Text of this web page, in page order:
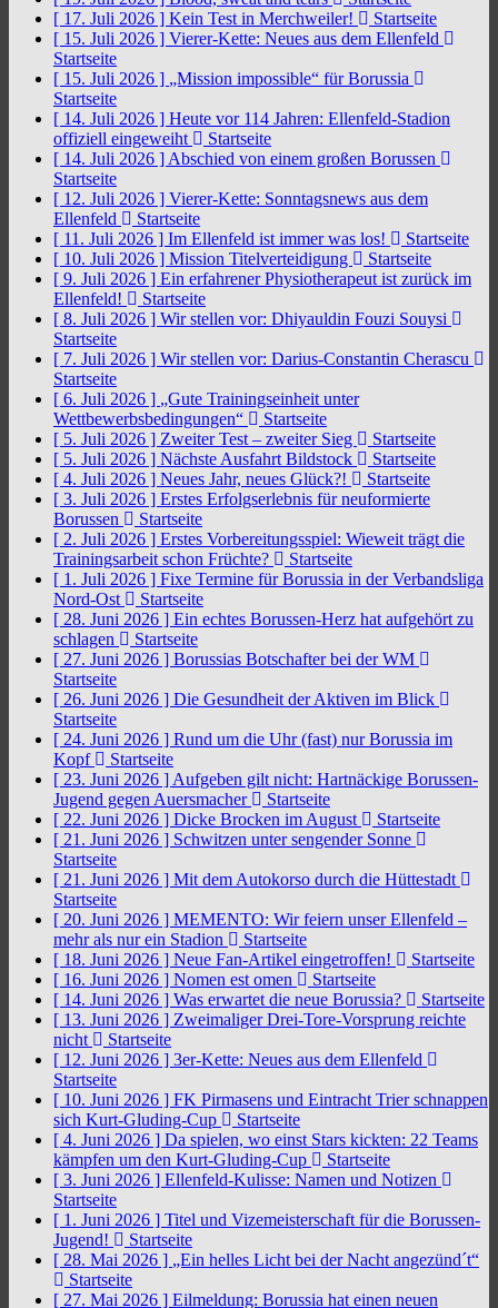
[ 17. Juli 2026 ] Kein Test in Merchweiler!
Startseite
[ 15. Juli 2026 ] Vierer-Kette: Neues aus dem Ellenfeld
Startseite
[ 15. Juli 2026 ] „Mission impossible“ für Borussia
Startseite
[ 14. Juli 2026 ] Heute vor 114 Jahren: Ellenfeld-Stadion
offiziell eingeweiht
Startseite
[ 14. Juli 2026 ] Abschied von einem großen Borussen
Startseite
[ 12. Juli 2026 ] Vierer-Kette: Sonntagsnews aus dem
Ellenfeld
Startseite
[ 11. Juli 2026 ] Im Ellenfeld ist immer was los!
Startseite
[ 10. Juli 2026 ] Mission Titelverteidigung
Startseite
[ 9. Juli 2026 ] Ein erfahrener Physiotherapeut ist zurück im
Ellenfeld!
Startseite
[ 8. Juli 2026 ] Wir stellen vor: Dhiyauldin Fouzi Souysi
Startseite
[ 7. Juli 2026 ] Wir stellen vor: Darius-Constantin Cherascu
Startseite
[ 6. Juli 2026 ] „Gute Trainingseinheit unter
Wettbewerbsbedingungen“
Startseite
[ 5. Juli 2026 ] Zweiter Test – zweiter Sieg
Startseite
[ 5. Juli 2026 ] Nächste Ausfahrt Bildstock
Startseite
[ 4. Juli 2026 ] Neues Jahr, neues Glück?!
Startseite
[ 3. Juli 2026 ] Erstes Erfolgserlebnis für neuformierte
Borussen
Startseite
[ 2. Juli 2026 ] Erstes Vorbereitungsspiel: Wieweit trägt die
Trainingsarbeit schon Früchte?
Startseite
[ 1. Juli 2026 ] Fixe Termine für Borussia in der Verbandsliga
Nord-Ost
Startseite
[ 28. Juni 2026 ] Ein echtes Borussen-Herz hat aufgehört zu
schlagen
Startseite
[ 27. Juni 2026 ] Borussias Botschafter bei der WM
Startseite
[ 26. Juni 2026 ] Die Gesundheit der Aktiven im Blick
Startseite
[ 24. Juni 2026 ] Rund um die Uhr (fast) nur Borussia im
Kopf
Startseite
[ 23. Juni 2026 ] Aufgeben gilt nicht: Hartnäckige Borussen-
Jugend gegen Auersmacher
Startseite
[ 22. Juni 2026 ] Dicke Brocken im August
Startseite
[ 21. Juni 2026 ] Schwitzen unter sengender Sonne
Startseite
[ 21. Juni 2026 ] Mit dem Autokorso durch die Hüttestadt
Startseite
[ 20. Juni 2026 ] MEMENTO: Wir feiern unser Ellenfeld –
mehr als nur ein Stadion
Startseite
[ 18. Juni 2026 ] Neue Fan-Artikel eingetroffen!
Startseite
[ 16. Juni 2026 ] Nomen est omen
Startseite
[ 14. Juni 2026 ] Was erwartet die neue Borussia?
Startseite
[ 13. Juni 2026 ] Zweimaliger Drei-Tore-Vorsprung reichte
nicht
Startseite
[ 12. Juni 2026 ] 3er-Kette: Neues aus dem Ellenfeld
Startseite
[ 10. Juni 2026 ] FK Pirmasens und Eintracht Trier schnappen
sich Kurt-Gluding-Cup
Startseite
[ 4. Juni 2026 ] Da spielen, wo einst Stars kickten: 22 Teams
kämpfen um den Kurt-Gluding-Cup
Startseite
[ 3. Juni 2026 ] Ellenfeld-Kulisse: Namen und Notizen
Startseite
[ 1. Juni 2026 ] Titel und Vizemeisterschaft für die Borussen-
Jugend!
Startseite
[ 28. Mai 2026 ] „Ein helles Licht bei der Nacht angezünd´t“
Startseite
[ 27. Mai 2026 ] Eilmeldung: Borussia hat einen neuen